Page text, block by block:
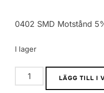
0402 SMD Motstånd
I lager
0402
SMD
LÄGG TILL I